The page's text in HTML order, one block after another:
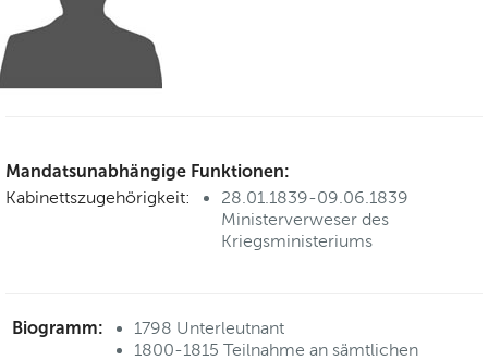
Mandatsunabhängige Funktionen:
Kabinettszugehörigkeit:
28.01.1839-09.06.1839
Ministerverweser des
Kriegsministeriums
Biogramm:
1798 Unterleutnant
1800-1815 Teilnahme an sämtlichen